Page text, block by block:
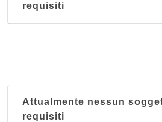
requisiti
Attualmente nessun
requisiti